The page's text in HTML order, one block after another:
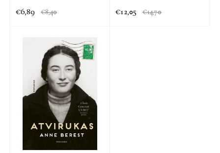
€6,89 €8,40 €12,05 €14,70